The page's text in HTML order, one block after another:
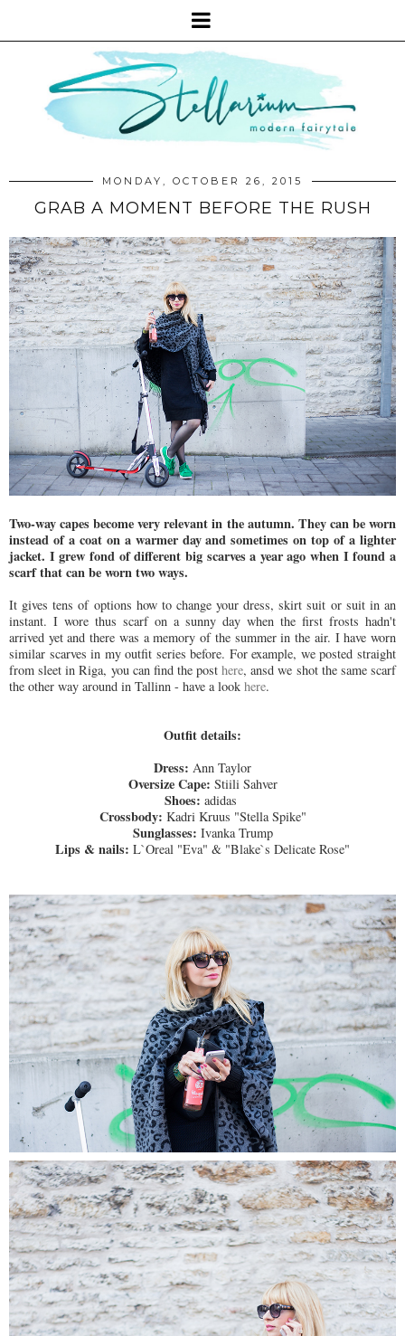
MONDAY, OCTOBER 26, 2015
GRAB A MOMENT BEFORE THE RUSH
Two-way capes become very relevant in the autumn. They can be worn
instead of a coat on a warmer day and sometimes on top of a lighter
jacket. I grew fond of different big scarves a year ago when I found a
scarf that can be worn two ways.
It gives tens of options how to change your dress, skirt suit or suit in an
instant. I wore thus scarf on a sunny day when the first frosts hadn't
arrived yet and there was a memory of the summer in the air. I have worn
similar scarves in my outfit series before. For example, we posted straight
from sleet in Riga, you can find the posthere, ansd we shot the same scarf
the other way around in Tallinn - have a look here.
Outfit details:
Dress: Ann Taylor
Oversize Cape: Stiili Sahver
Shoes: adidas
Crossbody: Kadri Kruus "Stella Spike"
Sunglasses: Ivanka Trump
Lips & nails: L`Oreal "Eva" & "Blake`s Delicate Rose"